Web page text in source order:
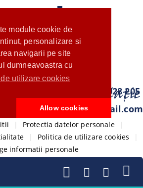
module cookie de
personalizare si
navigarii pe site
dumneavoastra cu
utilizare cookies
Allow cookies
0733 028 205
com.ventistore@gmail.com
Protectia datelor personale
Politica de utilizare cookies
informatii personale